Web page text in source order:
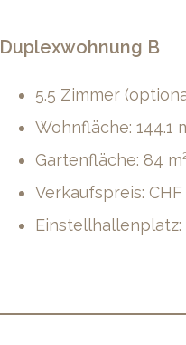
Duplexwohnung B
5.5 Zimmer
Wohnfläche: 144.1
Gartenfläche: 84
Verkaufspreis: CHF
Einstellhallenplatz: